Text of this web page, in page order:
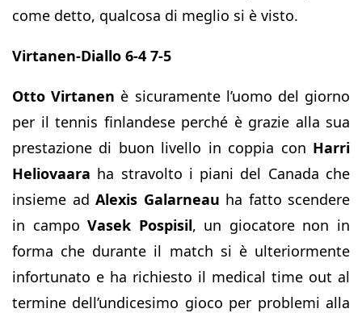
come detto, qualcosa di meglio si è visto.
Virtanen-Diallo 6-4 7-5
Otto Virtanen è sicuramente l’uomo del giorno
per il tennis finlandese perché è grazie alla sua
prestazione di buon livello in coppia con Harri
Heliovaara ha stravolto i piani del Canada che
insieme ad Alexis Galarneau ha fatto scendere
in campoVasek Pospisil, un giocatore non in
forma che durante il match si è ulteriormente
infortunato e ha richiesto il medical time out al
termine dell’undicesimo gioco per problemi alla